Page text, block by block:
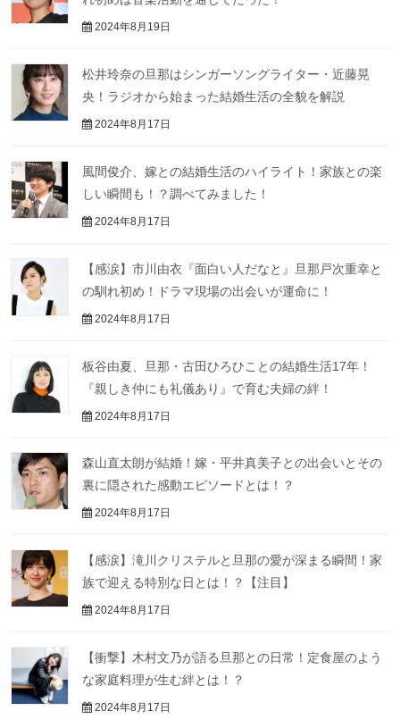
2024年8月19日
松井玲奈の旦那はシンガーソングライター・近藤晃
央！ラジオから始まった結婚生活の全貌を解説
2024年8月17日
風間俊介、嫁との結婚生活のハイライト！家族との楽
しい瞬間も！？調べてみました！
2024年8月17日
【感涙】市川由衣『面白い人だなと』旦那戸次重幸と
の馴れ初め！ドラマ現場の出会いが運命に！
2024年8月17日
板谷由夏、旦那・古田ひろひことの結婚生活17年！
『親しき仲にも礼儀あり』で育む夫婦の絆！
2024年8月17日
森山直太朗が結婚！嫁・平井真美子との出会いとその
裏に隠された感動エピソードとは！？
2024年8月17日
【感涙】滝川クリステルと旦那の愛が深まる瞬間！家
族で迎える特別な日とは！？【注目】
2024年8月17日
【衝撃】木村文乃が語る旦那との日常！定食屋のよう
な家庭料理が生む絆とは！？
2024年8月17日